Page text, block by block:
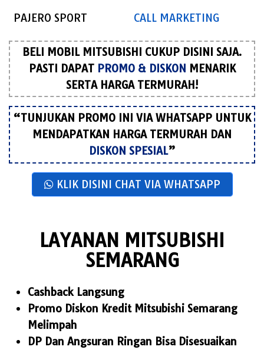
PAJERO SPORT
CALL MARKETING
BELI MOBIL MITSUBISHI CUKUP DISINI SAJA.
PASTI DAPATPROMO & DISKON MENARIK
SERTA HARGA TERMURAH!
“TUNJUKAN PROMO INI VIA WHATSAPP UNTUK
MENDAPATKAN HARGA TERMURAH DAN
DISKON SPESIAL”
KLIK DISINI CHAT VIA WHATSAPP
LAYANAN MITSUBISHI
SEMARANG
Cashback Langsung
Promo Diskon Kredit Mitsubishi Semarang
Melimpah
DP Dan Angsuran Ringan Bisa Disesuaikan